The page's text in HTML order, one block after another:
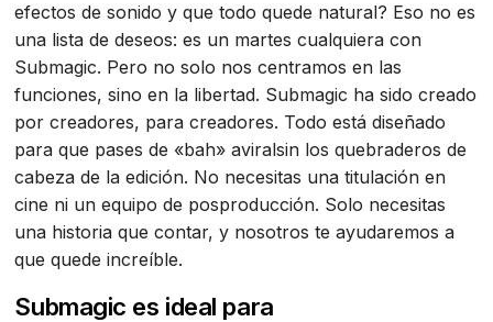
efectos de sonido y que todo quede natural? Eso no es
una lista de deseos: es un martes cualquiera con
Submagic. Pero no solo nos centramos en las
funciones, sino en la libertad. Submagic ha sido creado
por creadores, para creadores. Todo está diseñado
para que pases de «bah» aviralsin los quebraderos de
cabeza de la edición. No necesitas una titulación en
cine ni un equipo de posproducción. Solo necesitas
una historia que contar, y nosotros te ayudaremos a
que quede increíble.
Submagic es ideal para